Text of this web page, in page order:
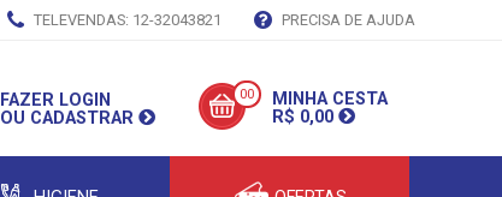
TELEVENDAS: 12-32043821 PRECISA DE AJUDA
FAZER LOGIN
OU CADASTRAR
00
MINHA CESTA
R$ 0,00